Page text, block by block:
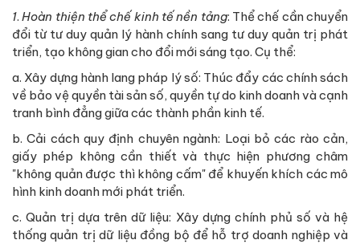
1.Hoàn thiện thể chế kinh tế nền tảng: Thể chế cần chuyển
đổi từ tư duy quản lý hành chính sang tư duy quản trị phát
triển, tạo không gian cho đổi mới sáng tạo. Cụ thể:
a. Xây dựng hành lang pháp lý số: Thúc đẩy các chính sách
về bảo vệ quyền tài sản số, quyền tự do kinh doanh và cạnh
tranh bình đẳng giữa các thành phần kinh tế.
b. Cải cách quy định chuyên ngành: Loại bỏ các rào cản,
giấy phép không cần thiết và thực hiện phương châm
"không quản được thì không cấm" để khuyến khích các mô
hình kinh doanh mới phát triển.
c. Quản trị dựa trên dữ liệu: Xây dựng chính phủ số và hệ
thống quản trị dữ liệu đồng bộ để hỗ trợ doanh nghiệp và